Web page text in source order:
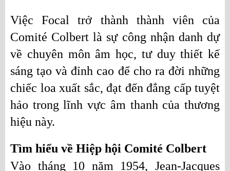
Việc Focal trở thành thành viên của
Comité Colbert là sự công nhận danh dự
về chuyên môn âm học, tư duy thiết kế
sáng tạo và đỉnh cao để cho ra đời những
chiếc loa xuất sắc, đạt đến đẳng cấp tuyệt
hảo trong lĩnh vực âm thanh của thương
hiệu này.
Tìm hiểu về Hiệp hội Comité Colbert
Vào tháng 10 năm 1954, Jean-Jacques